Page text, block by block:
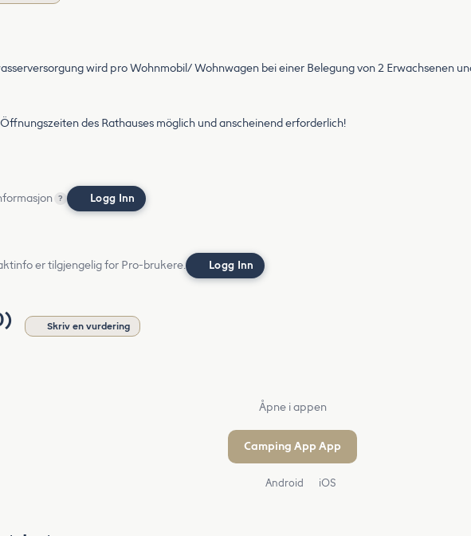
wird pro Wohnmobil/ Wohnwagen bei einer Belegung von 2 Erwachsenen
des Rathauses möglich und anscheinend erforderlich!
? Logg Inn
er tilgjengelig for Pro-brukere. Logg Inn
Skriv en vurdering
Åpne i appen
Camping App App
Android iOS